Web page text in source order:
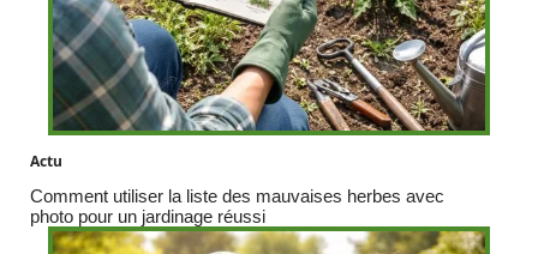
Actu
Comment utiliser la liste des mauvaises herbes avec
photo pour un jardinage réussi